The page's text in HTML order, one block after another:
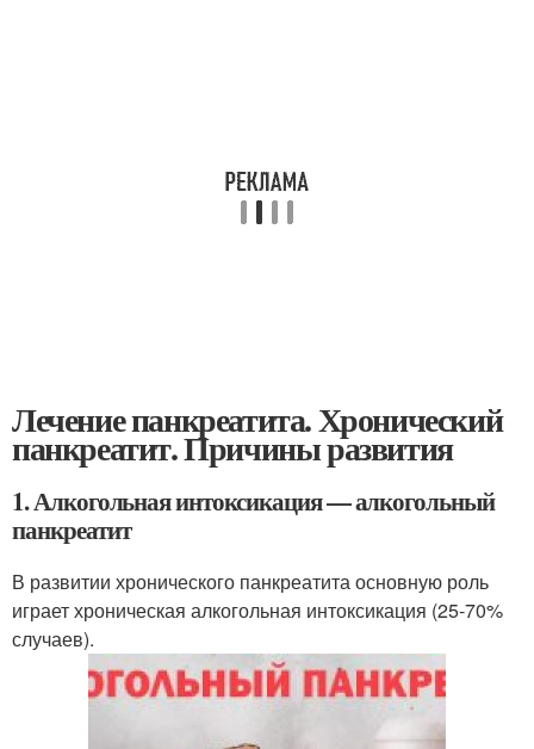
Лечение панкреатита. Хронический
панкреатит. Причины развития
1. Алкогольная интоксикация — алкогольный
панкреатит
В развитии хронического панкреатита основную роль
играет хроническая алкогольная интоксикация (25-70%
случаев).